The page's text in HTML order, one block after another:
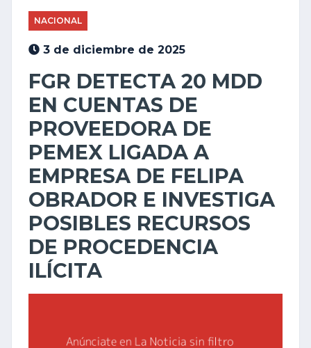
NACIONAL
3 de diciembre de 2025
FGR DETECTA 20 MDD
EN CUENTAS DE
PROVEEDORA DE
PEMEX LIGADA A
EMPRESA DE FELIPA
OBRADOR E INVESTIGA
POSIBLES RECURSOS
DE PROCEDENCIA
ILÍCITA